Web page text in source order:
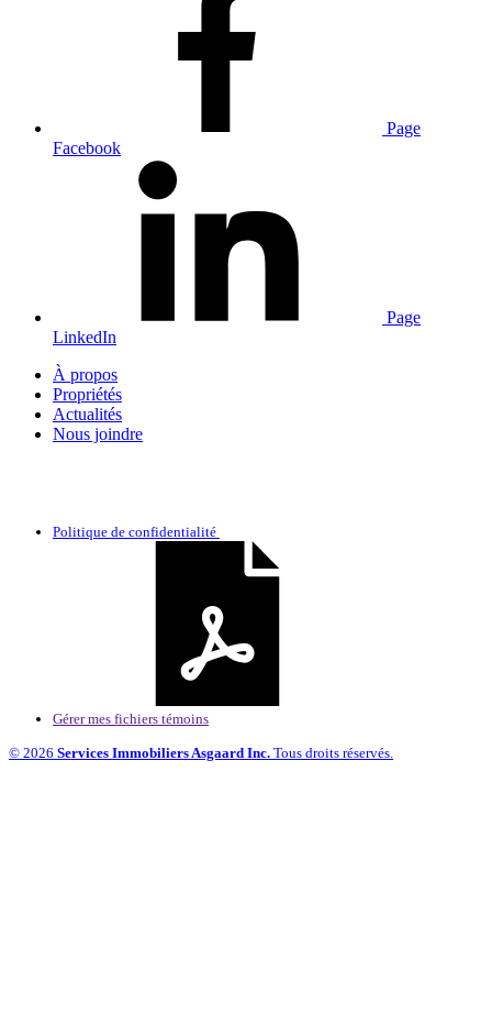
Page
Facebook
Page
LinkedIn
À propos
Propriétés
Actualités
Nous joindre
Politique de confidentialité
Gérer mes fichiers témoins
© 2026 Services Immobiliers Asgaard Inc. Tous droits réservés.